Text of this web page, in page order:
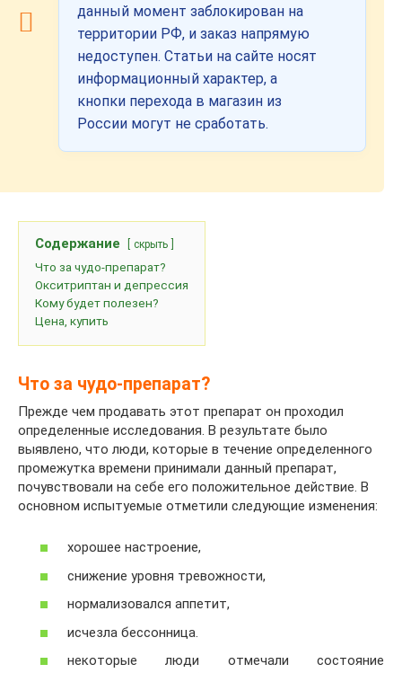
данный момент заблокирован на
территории РФ, и заказ напрямую
недоступен. Статьи на сайте носят
информационный характер, а
кнопки перехода в магазин из
России могут не сработать.
Содержание скрыть
Что за чудо-препарат?
Окситриптан и депрессия
Кому будет полезен?
Цена, купить
Что за чудо-препарат?
Прежде чем продавать этот препарат он проходил
определенные исследования. В результате было
выявлено, что люди, которые в течение определенного
промежутка времени принимали данный препарат,
почувствовали на себе его положительное действие. В
основном испытуемые отметили следующие изменения:
хорошее настроение,
снижение уровня тревожности,
нормализовался аппетит,
исчезла бессонница.
некоторые люди отмечали состояние